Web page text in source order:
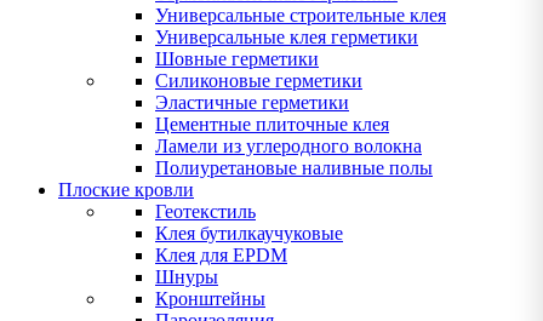
Универсальные строительные клея
Универсальные клея герметики
Шовные герметики
Силиконовые герметики
Эластичные герметики
Цементные плиточные клея
Ламели из углеродного волокна
Полиуретановые наливные полы
Плоские кровли
Геотекстиль
Клея бутилкаучуковые
Клея для EPDM
Шнуры
Кронштейны